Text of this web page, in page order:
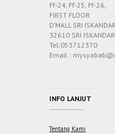
Ff-24, Ff-25, Ff-26,
FIRST FLOOR
D’MALL SRI
32610 SRI
Tel:053712370
Email :
INFO LANJUT
Tentang Kami